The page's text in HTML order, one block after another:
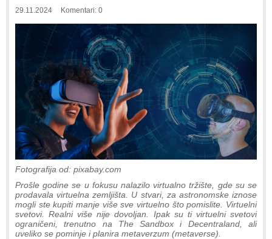
29.11.2024 Komentari: 0
Fotografija od: pixabay.com
Prošle godine se u fokusu nalazilo virtualno tržište, gde su se
prodavala virtuelna zemljišta. U stvari, za astronomske iznose
mogli ste kupiti manje više sve virtuelno što pomislite. Virtuelni
svetovi. Realni više nije dovoljan. Ipak su ti virtuelni svetovi
ograničeni, trenutno na The Sandbox i Decentraland, ali
uveliko se pominje i planira metaverzum (metaverse).